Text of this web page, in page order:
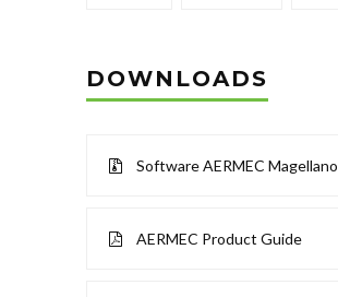
DOWNLOADS
Software AERMEC Magellano
AERMEC Product Guide